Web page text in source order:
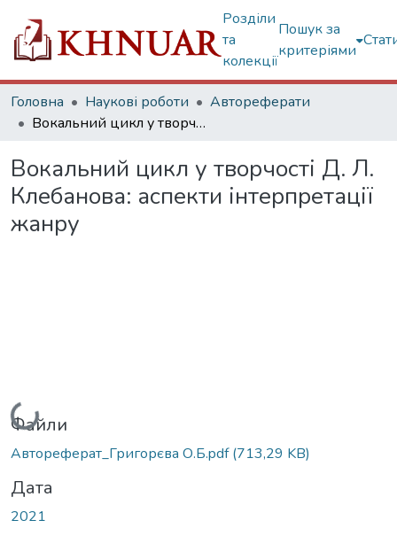
Розділи
та
колекції
Пошук за
критеріями
Головна Наукові роботи
Автореферати
Вокальний цикл у творчості Д. Л. Клебанова: аспекти інтерпретації жанру
Вокальний цикл у творчості Д. Л.
Клебанова: аспекти інтерпретації
жанру
Вантажиться...
Файли
Автореферат_Григорєва О.Б.pdf(713,29 KB)
Дата
2021